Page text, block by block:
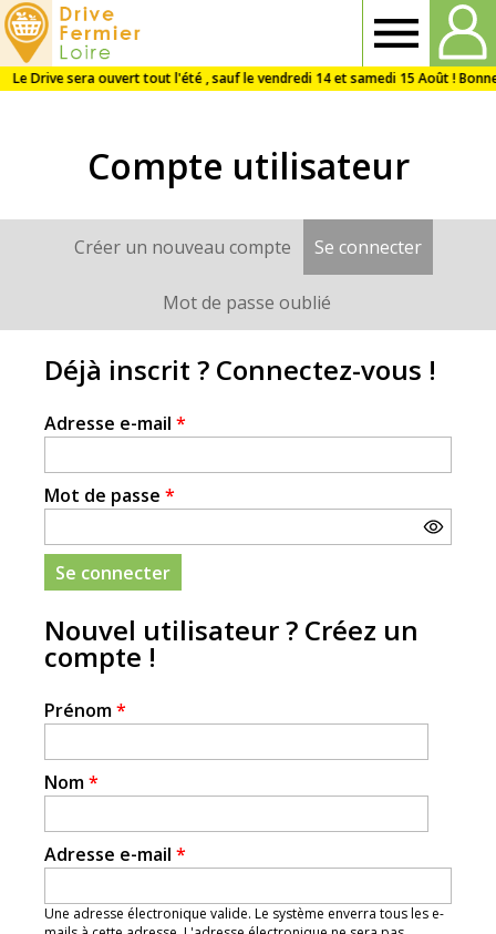
Loire
Compte utilisateur
OngletsCréer un nouveau compte Se connecter(onglet
Mot de passe oublié
Déjà inscrit ? Connectez-vous !
Adresse e-mail *
Mot de passe *
Nouvel utilisateur ? Créez un
compte !
Prénom*
Nom*
Adresse e-mail *
Une adresse électronique valide. Le système enverra tous les e-